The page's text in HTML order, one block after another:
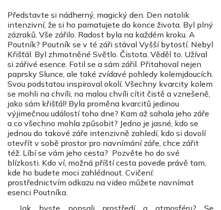
Představte si nádherný, magický den. Den natolik
intenzivní, že si ho pamatujete do konce života. Byl plný
zázraků. Vše zářilo. Radost byla na každém kroku. A
Poutník? Poutník se v té záři stával Vyšší bytostí. Nebyl
Křišťál. Byl zhmotněné Světlo. Čistota. Věděl to. Užíval
si zářivé esence. Fotil se a sám zářil. Přitahoval nejen
paprsky Slunce, ale také zvídavé pohledy kolemjdoucích.
Svou podstatou inspiroval okolí. Všechny kvarcity kolem
se mohli na chvíli, na malou chvíli cítit čistě a vznešeně,
jako sám křišťál! Byla proměna kvarcitů jedinou
výjimečnou událostí toho dne? Kam až sahala jeho záře
a co všechno mohla způsobit? Jedno je jasné, kdo se
jednou do takové záře intenzivně zahledí, kdo si dovolí
otevřít v sobě prostor pro navnímání záře, chce zářit
též. Líbí se vám jeho cesta? Pozvěte ho do své
blízkosti. Kdo ví, možná příští cesta povede právě tam,
kde ho budete moci zahlédnout. Cvičení:
prostřednictvím odkazu na video můžete navnímat
esenci Poutníka.
Jak byste popsali prostředí a atmosféru? Se